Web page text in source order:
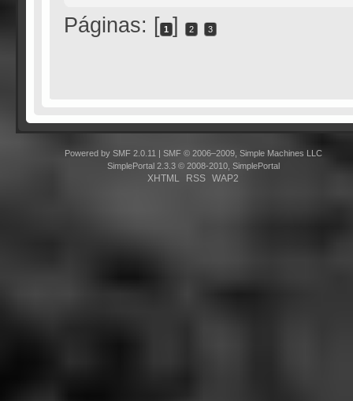
Páginas: [ 1 ] 2 3
Powered by SMF 2.0.11
SMF © 2006–2009, Simple Machines LLC
SimplePortal 2.3.3 © 2008-2010, SimplePortal
XHTML RSS WAP2